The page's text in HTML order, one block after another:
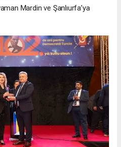
Mardin ve Şanlıurfa’ya